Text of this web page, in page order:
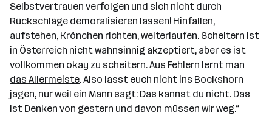
Selbstvertrauen verfolgen und sich nicht durch
Rückschläge demoralisieren lassen! Hinfallen,
aufstehen, Krönchen richten, weiterlaufen. Scheitern ist
in Österreich nicht wahnsinnig akzeptiert, aber es ist
vollkommen okay zu scheitern.Aus Fehlern lernt man
das Allermeiste. Also lasst euch nicht ins Bockshorn
jagen, nur weil ein Mann sagt: Das kannst du nicht. Das
ist Denken von gestern und davon müssen wir weg.“